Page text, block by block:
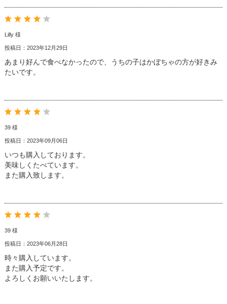
Lilly 様
投稿日：2023年12月29日
あまり好んで食べなかったので、うちの子はかぼちゃの方が好きみ
たいです。
39 様
投稿日：2023年09月06日
いつも購入しております。
美味しくたべています。
また購入致します。
39 様
投稿日：2023年06月28日
時々購入しています。
また購入予定です。
よろしくお願いいたします。